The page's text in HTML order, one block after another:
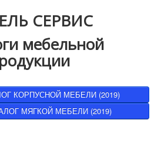
СЕРВИС
мебельной
КОРПУСНОЙ МЕБЕЛИ (2019)
МЯГКОЙ МЕБЕЛИ (2019)